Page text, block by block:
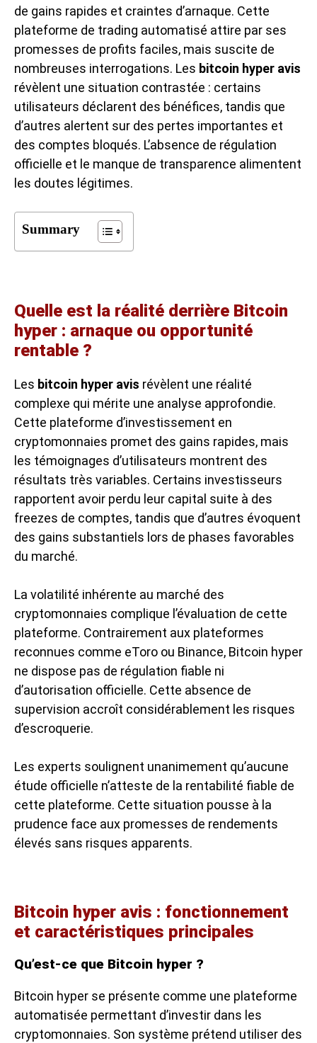
de gains rapides et craintes d’arnaque. Cette
plateforme de trading automatisé attire par ses
promesses de profits faciles, mais suscite de
nombreuses interrogations. Les bitcoin hyper avis
révèlent une situation contrastée : certains
utilisateurs déclarent des bénéfices, tandis que
d’autres alertent sur des pertes importantes et
des comptes bloqués. L’absence de régulation
officielle et le manque de transparence alimentent
les doutes légitimes.
Summary
Quelle est la réalité derrière Bitcoin
hyper : arnaque ou opportunité
rentable ?
Les bitcoin hyper avis révèlent une réalité
complexe qui mérite une analyse approfondie.
Cette plateforme d’investissement en
cryptomonnaies promet des gains rapides, mais
les témoignages d’utilisateurs montrent des
résultats très variables. Certains investisseurs
rapportent avoir perdu leur capital suite à des
freezes de comptes, tandis que d’autres évoquent
des gains substantiels lors de phases favorables
du marché.
La volatilité inhérente au marché des
cryptomonnaies complique l’évaluation de cette
plateforme. Contrairement aux plateformes
reconnues comme eToro ou Binance, Bitcoin hyper
ne dispose pas de régulation fiable ni
d’autorisation officielle. Cette absence de
supervision accroît considérablement les risques
d’escroquerie.
Les experts soulignent unanimement qu’aucune
étude officielle n’atteste de la rentabilité fiable de
cette plateforme. Cette situation pousse à la
prudence face aux promesses de rendements
élevés sans risques apparents.
Bitcoin hyper avis : fonctionnement
et caractéristiques principales
Qu’est-ce que Bitcoin hyper ?
Bitcoin hyper se présente comme une plateforme
automatisée permettant d’investir dans les
cryptomonnaies. Son système prétend utiliser des